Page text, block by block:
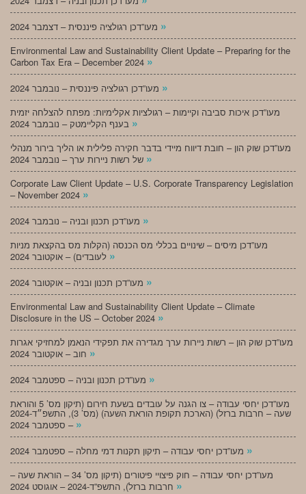
»
Environmental Law and Sustainability Client Update – Preparing for the
Carbon Tax Era – December 2024 »
»
מעו”דכן איכות סביבה וקיימות – רגולציות אקלימיות: מפתח להצלחה יזמית
»
מעו”דכן שוק הון – חובת דיווח מיידי בדבר חקירה פלילית או הליך בירור מנהלי
»
Corporate Law Client Update – U.S. Corporate Transparency Legislation
– November 2024 »
»
מעו”דכן מיסים – שינויים בכללי מס הכנסה (הקלות מס בהקצאת מניות
»
»
Environmental Law and Sustainability Client Update – Climate
Disclosure in the US – October 2024 »
מעו”דכן שוק הון – רשות ניירות ערך מגדירה את תפקידי הנאמן למחזיקי אגרות
»
»
מעו”דכן יחסי עבודה – צו הגנה על עובדים בשעת חירום (תיקון מס’ 5 והוראת
שעה – חרבות ברזל) (הארכת תקופת הוראת השעה) (מס’ 3), התשפ״ד-2024
– ספטמבר 2024 »
»
מעו”דכן יחסי עבודה – חוק פיצויי פיטורים (תיקון מס’ 34 – הוראת שעה –
»